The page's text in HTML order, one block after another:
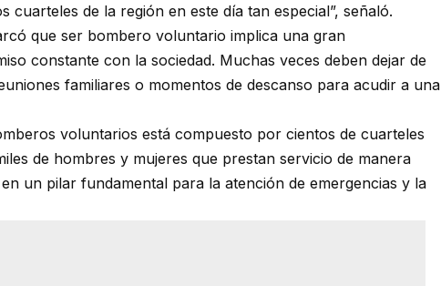
cuarteles de la región en este día tan especial”, señaló.
que ser bombero voluntario implica una gran
constante con la sociedad. Muchas veces deben dejar de
familiares o momentos de descanso para acudir a una
voluntarios está compuesto por cientos de cuarteles
de hombres y mujeres que prestan servicio de manera
un pilar fundamental para la atención de emergencias y la